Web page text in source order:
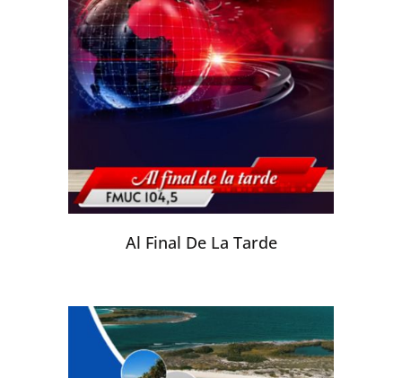
Al Final De La Tarde